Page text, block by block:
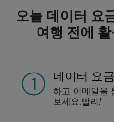
오늘 데이터 요
여행 전에
데이터 요
하고 이메일을
보세요.빨리!